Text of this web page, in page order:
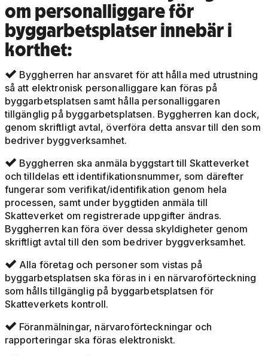
om personalliggare för
byggarbetsplatser innebär i
korthet:
 Byggherren har ansvaret för att hålla med utrustning
så att elektronisk personalliggare kan föras på
byggarbetsplatsen samt hålla personalliggaren
tillgänglig på byggarbetsplatsen. Byggherren kan dock,
genom skriftligt avtal, överföra detta ansvar till den som
bedriver byggverksamhet.
 Byggherren ska anmäla byggstart till Skatteverket
och tilldelas ett identifikationsnummer, som därefter
fungerar som verifikat/identifikation genom hela
processen, samt under byggtiden anmäla till
Skatteverket om registrerade uppgifter ändras.
Byggherren kan föra över dessa skyldigheter genom
skriftligt avtal till den som bedriver byggverksamhet.
 Alla företag och personer som vistas på
byggarbetsplatsen ska föras in i en närvaroförteckning
som hålls tillgänglig på byggarbetsplatsen för
Skatteverkets kontroll.
 Föranmälningar, närvaroförteckningar och
rapporteringar ska föras elektroniskt.